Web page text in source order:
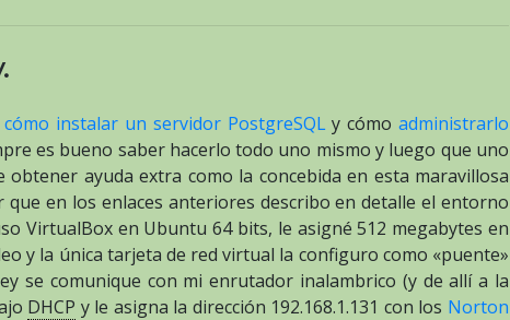
cómo instalar un servidor PostgreSQLy cómoadministrarlo
es bueno saber hacerlo todo uno mismo y luego que uno
ayuda extra como la concebida en esta maravillosa
en los enlaces anteriores describo en detalle el entorno
VirtualBox en Ubuntu 64 bits, le asigné 512 megabytes en
y la única tarjeta de red virtual la configuro como «puente»
se comunique con mi enrutador inalambrico (y de allí a la
DHCP y le asigna la dirección 192.168.1.131 con los Norton